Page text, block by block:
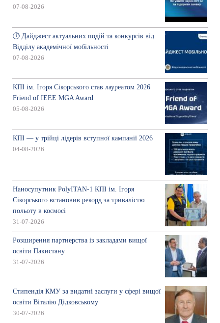
07-08-2026
🕔 Дайджест актуальних подій та конкурсів від
Відділу академічної мобільності
07-08-2026
КПІ ім. Ігоря Сікорського став лауреатом 2026
Friend of IEEE MGA Award
05-08-2026
КПІ — у трійці лідерів вступної кампанії 2026
04-08-2026
Наносупутник PolyITAN-1 КПІ ім. Ігоря
Сікорського встановив рекорд за тривалістю
польоту в космосі
31-07-2026
Розширення партнерства із закладами вищої
освіти Пакистану
31-07-2026
Стипендія КМУ за видатні заслуги у сфері вищої
освіти Віталію Дідковському
30-07-2026